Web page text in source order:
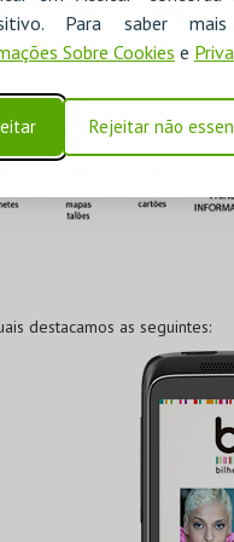
Para saber
Sobre Cookies e
Rejeitar não
destacamos as seguintes: